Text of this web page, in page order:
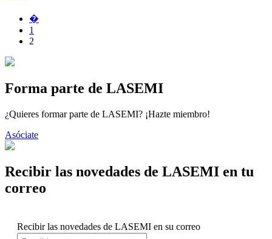
�
1
2
Forma parte de LASEMI
¿Quieres formar parte de LASEMI? ¡Hazte miembro!
Asóciate
Recibir las novedades de LASEMI en tu
correo
Recibir las novedades de LASEMI en su correo